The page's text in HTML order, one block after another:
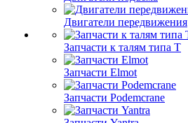
Двигатели передвижения
Запчасти к талям типа Т
Запчасти Elmot
Запчасти Podemcrane